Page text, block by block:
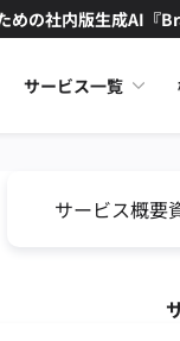
めの社内版生成AI『
サービス一覧
サービス概要